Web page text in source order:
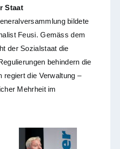
Staat
bildete
Feusi. Gemäss dem
der Sozialstaat die
behindern die
regiert die Verwaltung –
Mehrheit im